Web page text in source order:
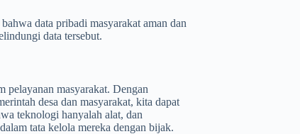
data pribadi masyarakat aman dan
data tersebut.
pelayanan masyarakat. Dengan
desa dan masyarakat, kita dapat
teknologi hanyalah alat, dan
tata kelola mereka dengan bijak.